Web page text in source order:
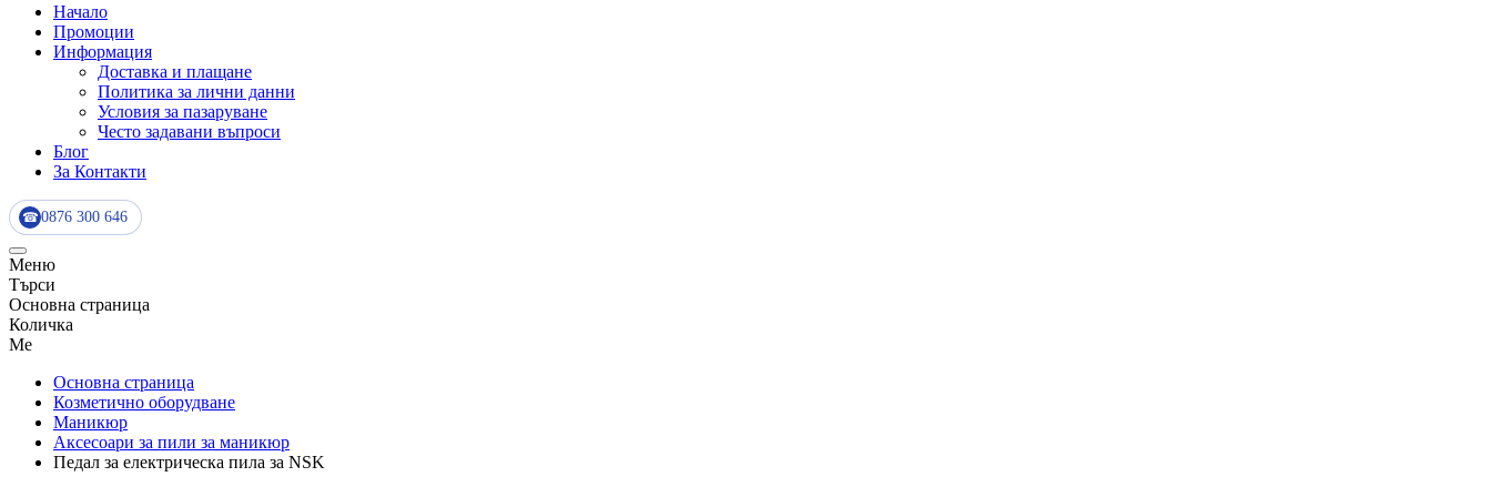
Начало
Промоции
Информация
Доставка и плащане
Политика за лични данни
Условия за пазаруване
Често задавани въпроси
Блог
За Контакти
☎ 0876 300 646
Меню
Търси
Основна страница
Количка
Me
Основна страница
Козметично оборудване
Маникюр
Аксесоари за пили за маникюр
Педал за електрическа пила за NSK